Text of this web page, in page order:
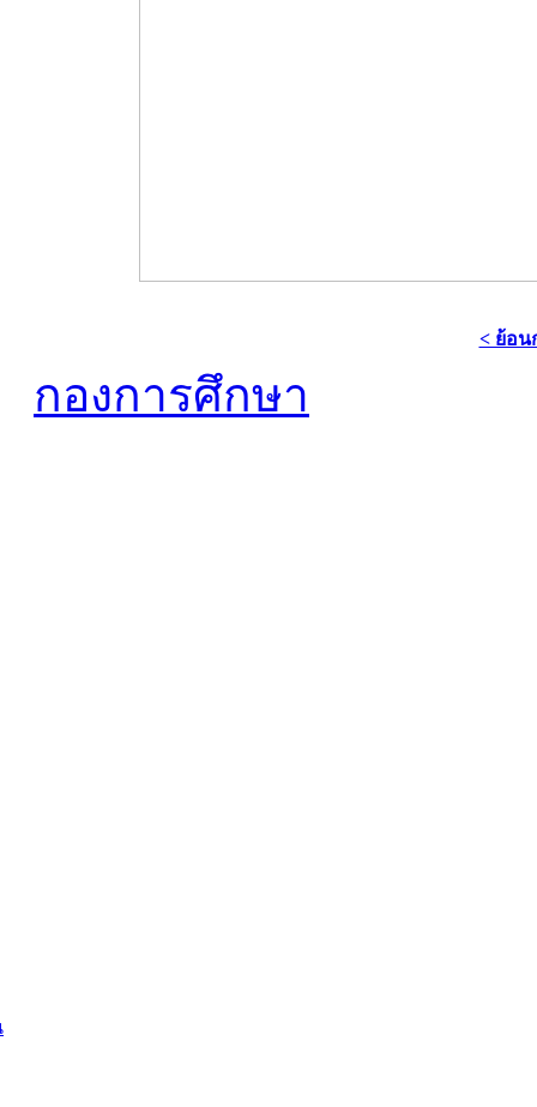
< ย้อน
กองการศึกษา